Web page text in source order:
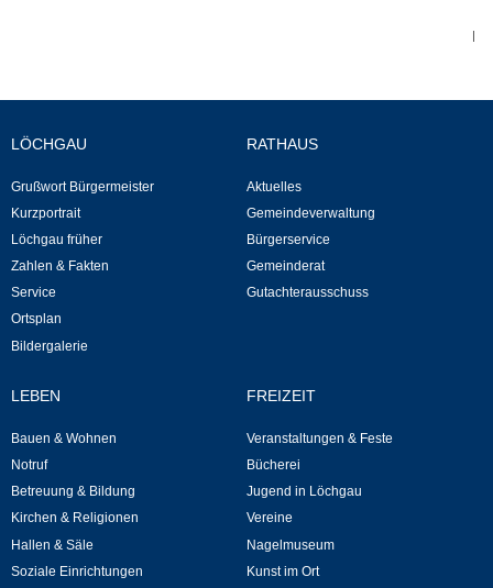
Rund um den Wein
Schlepper / Traktor
Rathaus
Gemeindeverwaltung
Mitarbeiter
Stellenangebote
|
LÖCHGAU
Grußwort Bürgermeister
Kurzportrait
Löchgau früher
Zahlen & Fakten
Service
Ortsplan
Bildergalerie
RATHAUS
Aktuelles
Gemeindeverwaltung
Bürgerservice
Gemeinderat
Gutachterausschuss
LEBEN
Bauen & Wohnen
Notruf
Betreuung & Bildung
Kirchen & Religionen
Hallen & Säle
Soziale Einrichtungen
FREIZEIT
Veranstaltungen & Feste
Bücherei
Jugend in Löchgau
Vereine
Nagelmuseum
Kunst im Ort